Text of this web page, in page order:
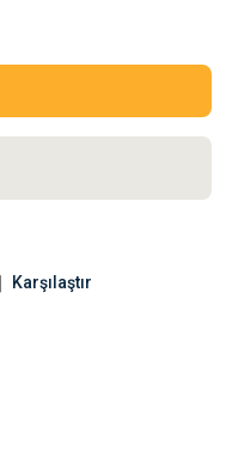
Karşılaştır